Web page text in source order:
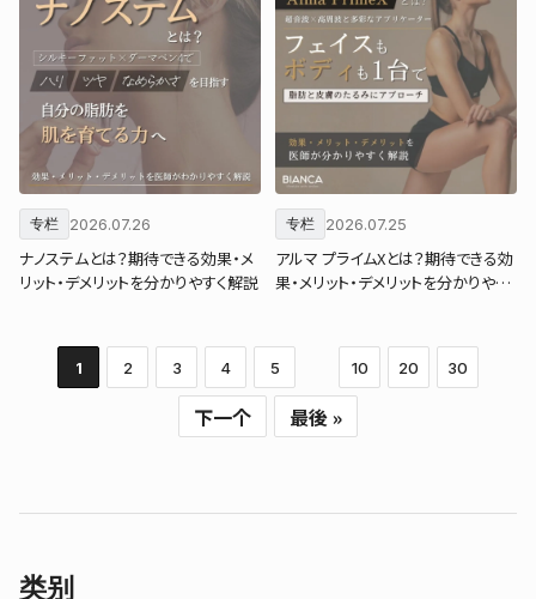
专栏 2026.07.26
ナノステムとは？期待できる効果・メ
リット・デメリットを分かりやすく解説
专栏 2026.07.25
アルマ プライムXとは？期待できる効
果・メリット・デメリットを分かりやす
1 2 3 4 5 10 20 30
下一个 最後 »
类别